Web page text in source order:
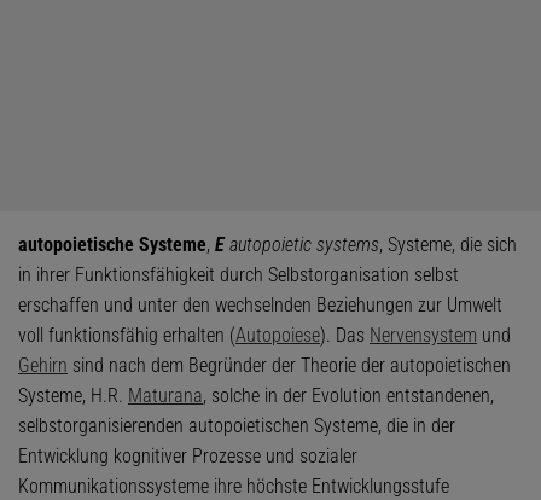
autopoietische Systeme, Eautopoietic systems, Systeme, die sich
in ihrer Funktionsfähigkeit durch Selbstorganisation selbst
erschaffen und unter den wechselnden Beziehungen zur Umwelt
voll funktionsfähig erhalten (Autopoiese). Das Nervensystem und
Gehirn sind nach dem Begründer der Theorie der autopoietischen
Systeme, H.R. Maturana, solche in der Evolution entstandenen,
selbstorganisierenden autopoietischen Systeme, die in der
Entwicklung kognitiver Prozesse und sozialer
Kommunikationssysteme ihre höchste Entwicklungsstufe